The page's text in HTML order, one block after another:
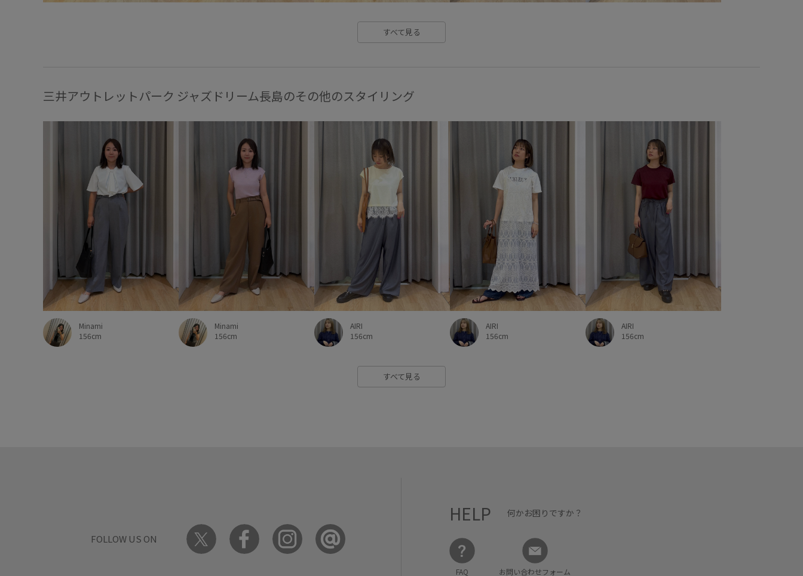
すべて見る
三井アウトレットパーク ジャズドリーム長島のその他のスタイリング
Minami
156cm
Minami
156cm
AIRI
156cm
AIRI
156cm
AIRI
156cm
すべて見る
FOLLOW US ON
HELP 何かお困りですか？
FAQ お問い合わせフォーム